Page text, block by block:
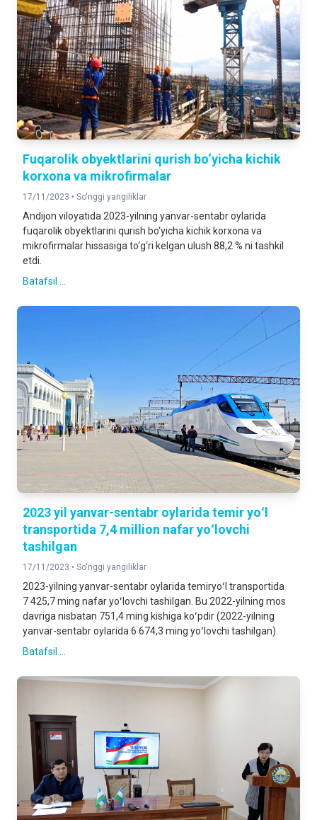
Fuqarolik obyektlarini qurish bo‘yicha kichik
korxona va mikrofirmalar
17/11/2023 • So'nggi yangiliklar
Andijon viloyatida 2023-yilning yanvar-sentabr oylarida
fuqarolik obyektlarini qurish bo‘yicha kichik korxona va
mikrofirmalar hissasiga to‘g‘ri kelgan ulush 88,2 % ni tashkil
etdi.
Batafsil ...
2023 yil yanvar-sentabr oylarida temir yoʻl
transportida 7,4 million nafar yoʻlovchi
tashilgan
17/11/2023 • So'nggi yangiliklar
2023-yilning yanvar-sentabr oylarida temiryoʻl transportida
7 425,7 ming nafar yoʻlovchi tashilgan. Bu 2022-yilning mos
davriga nisbatan 751,4 ming kishiga koʻpdir (2022-yilning
yanvar-sentabr oylarida 6 674,3 ming yoʻlovchi tashilgan).
Batafsil ...